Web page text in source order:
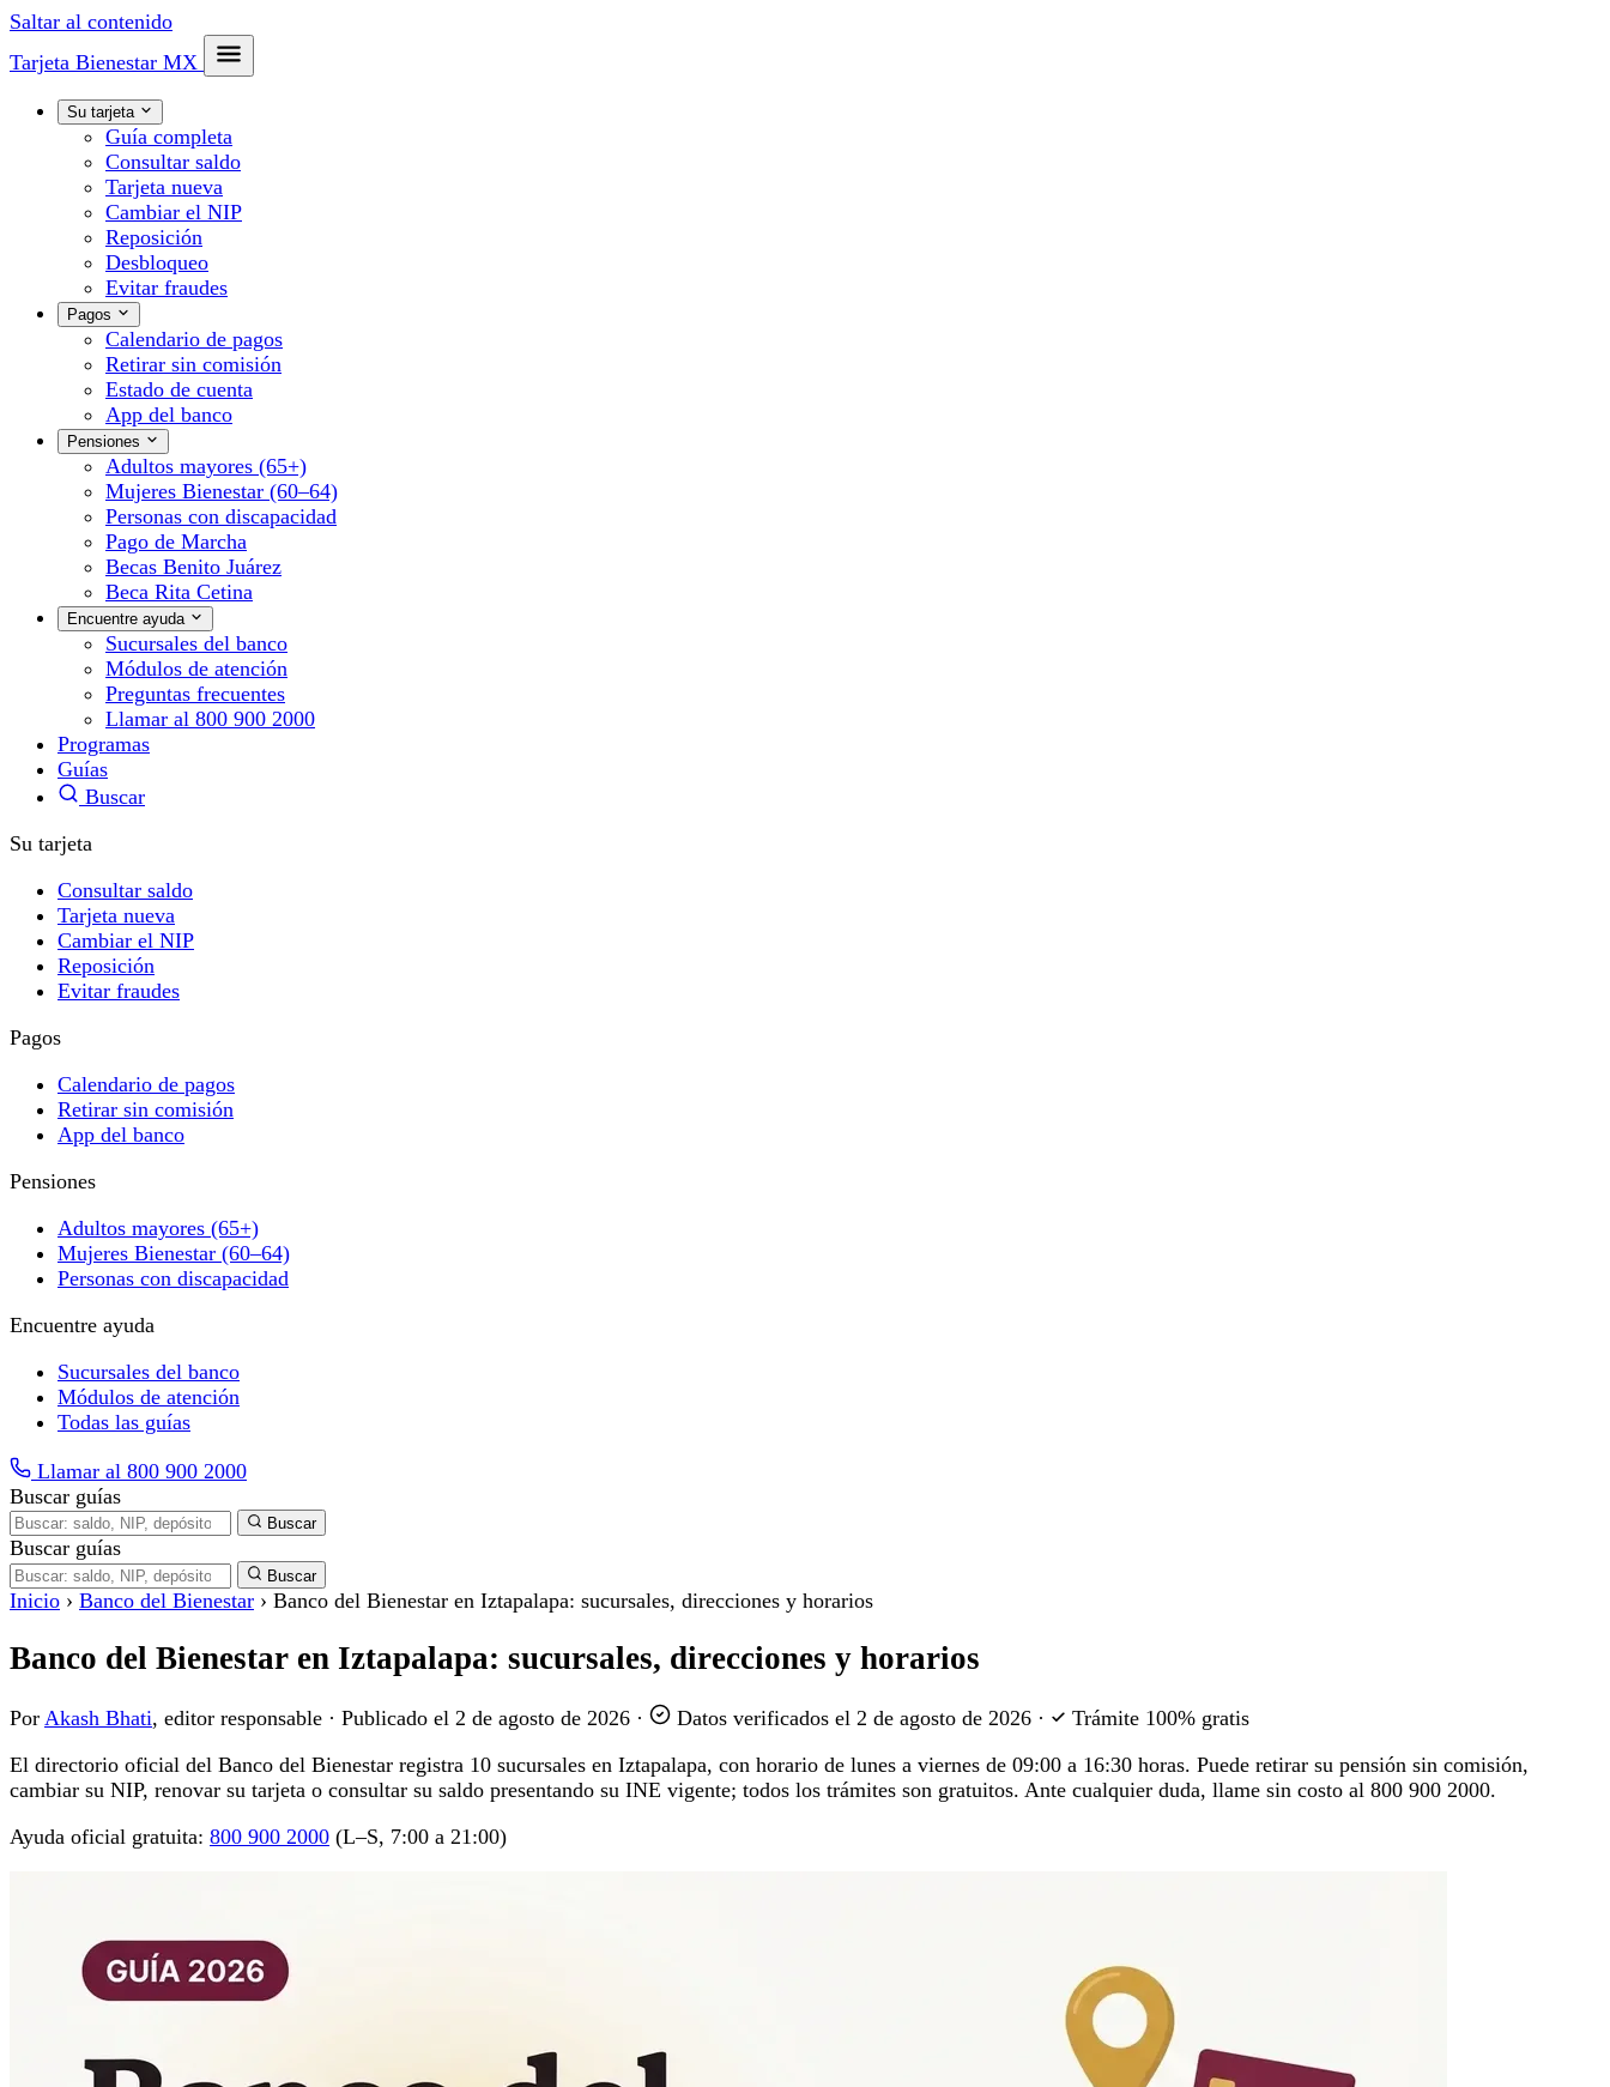
Saltar al contenido
Tarjeta Bienestar MX
Su tarjeta
Guía completa
Consultar saldo
Tarjeta nueva
Cambiar el NIP
Reposición
Desbloqueo
Evitar fraudes
Pagos
Calendario de pagos
Retirar sin comisión
Estado de cuenta
App del banco
Pensiones
Adultos mayores (65+)
Mujeres Bienestar (60–64)
Personas con discapacidad
Pago de Marcha
Becas Benito Juárez
Beca Rita Cetina
Encuentre ayuda
Sucursales del banco
Módulos de atención
Preguntas frecuentes
Llamar al 800 900 2000
Programas
Guías
Buscar
Su tarjeta
Consultar saldo
Tarjeta nueva
Cambiar el NIP
Reposición
Evitar fraudes
Pagos
Calendario de pagos
Retirar sin comisión
App del banco
Pensiones
Adultos mayores (65+)
Mujeres Bienestar (60–64)
Personas con discapacidad
Encuentre ayuda
Sucursales del banco
Módulos de atención
Todas las guías
Llamar al 800 900 2000
Buscar guías
Buscar
Buscar guías
Buscar
Inicio › Banco del Bienestar › Banco del Bienestar en Iztapalapa: sucursales, direcciones y horarios
Banco del Bienestar en Iztapalapa: sucursales, direcciones y horarios
Por Akash Bhati, editor responsable · Publicado el 2 de agosto de 2026 · Datos verificados el 2 de agosto de 2026 ·
Trámite 100% gratis
El directorio oficial del Banco del Bienestar registra 10 sucursales en Iztapalapa, con horario de lunes a viernes de 09:00 a 16:30 horas. Puede retirar su pensión sin comisión,
cambiar su NIP, renovar su tarjeta o consultar su saldo presentando su INE vigente; todos los trámites son gratuitos. Ante cualquier duda, llame sin costo al 800 900 2000.
Ayuda oficial gratuita: 800 900 2000 (L–S, 7:00 a 21:00)